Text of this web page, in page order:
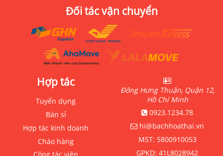
Đối tác vận chuyển
Hợp tác
Tuyển dụng
Bán sỉ
Hợp tác kinh doanh
Chào hàng
Đông Hưng Thuận, Quận 12,
Hồ Chí Minh
0923.1234.78
hi@bachhoathai.vn
MST: 5800910053
GPKD: 41L8028942